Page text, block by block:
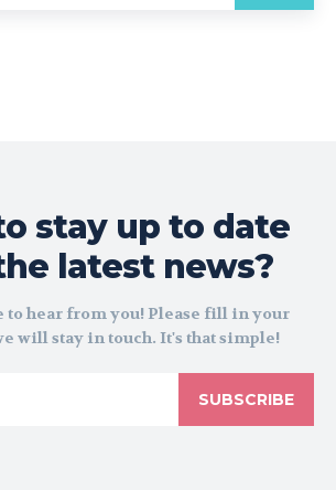
stay up to date
latest news?
to hear from you! Please fill in your
will stay in touch. It's that simple!
SUBSCRIBE